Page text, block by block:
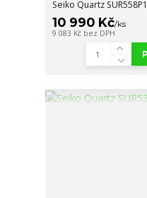
Seiko Quartz SUR558P1
10 990 Kč/ks
9 083 Kč bez DPH